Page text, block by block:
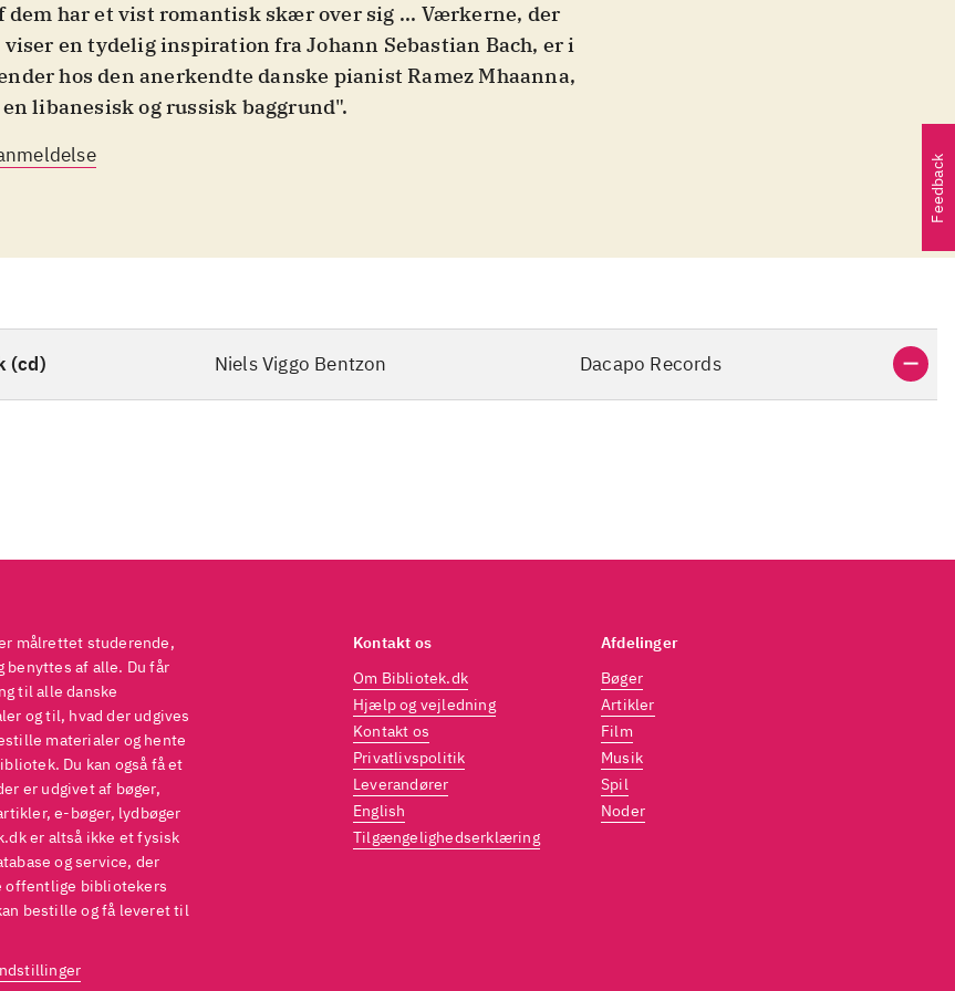
dem har et vist romantisk skær over sig ... Værkerne, der
en tydelig inspiration fra Johann Sebastian Bach, er i
hos den anerkendte danske pianist Ramez Mhaanna,
libanesisk og russisk baggrund".
(cd) Niels Viggo Bentzon Dacapo Records
Feedback
målrettet studerende,
benyttes af alle. Du får
til alle danske
og til, hvad der udgives
materialer og hente
Du kan også få et
er udgivet af bøger,
e-bøger, lydbøger
er altså ikke et fysisk
og service, der
offentlige bibliotekers
bestille og få leveret til
Kontakt os
Om Bibliotek.dk
Hjælp og vejledning
Kontakt os
Privatlivspolitik
Leverandører
English
Tilgængelighedserklæring
Afdelinger
Bøger
Artikler
Film
Musik
Spil
Noder